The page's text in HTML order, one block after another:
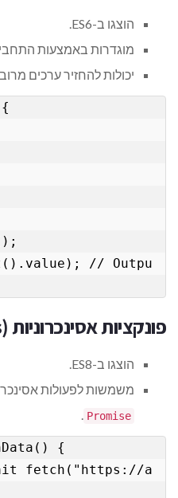
הוצגו ב-ES6.
מוגדרות באמצעות
יכולות להחזיר ערכים
// Outpu
פונקציות אסינכרוניות (Async Functions)
הוצגו ב-ES8.
משמשות לפעולות
Promise
.
{